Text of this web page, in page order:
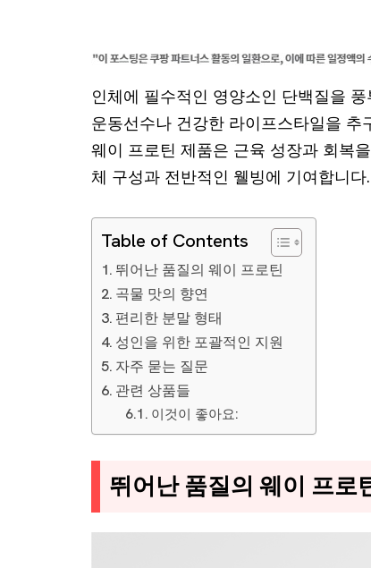
인체에 필수적인 영양소인 단백질을
운동선수나 건강한 라이프스타일을
웨이 프로틴 제품은 근육 성장과 회복
체 구성과 전반적인 웰빙에 기여합니다.
Table of Contents
뛰어난 품질의 웨이 프로틴
곡물 맛의 향연
편리한 분말 형태
성인을 위한 포괄적인 지원
자주 묻는 질문
관련 상품들
이것이 좋아요:
뛰어난 품질의 웨이 프로